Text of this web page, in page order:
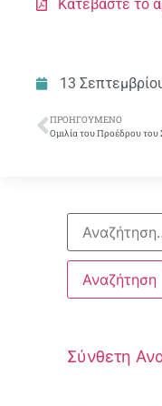
Κατεβάστε το
13
ΠΡΟΗΓΟΎΜΕΝΟ
Σύνθετη